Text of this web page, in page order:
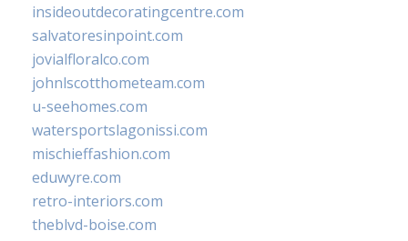
insideoutdecoratingcentre.com
salvatoresinpoint.com
jovialfloralco.com
johnlscotthometeam.com
u-seehomes.com
watersportslagonissi.com
mischieffashion.com
eduwyre.com
retro-interiors.com
theblvd-boise.com